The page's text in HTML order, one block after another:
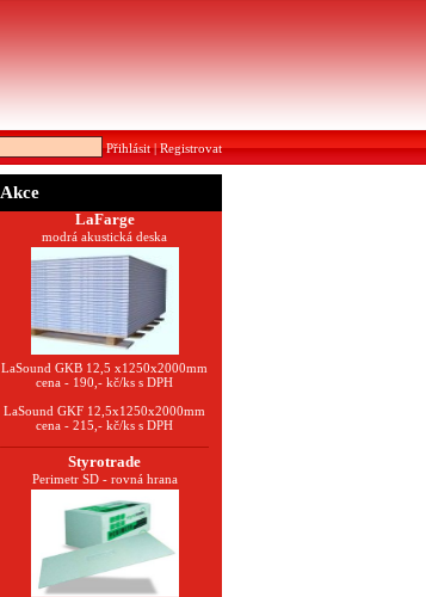
Přihlásit|Registrovat
Akce
LaFarge
modrá akustická deska
LaSound GKB 12,5 x1250x2000mm
cena - 190,- kč/ks s DPH
LaSound GKF 12,5x1250x2000mm
cena - 215,- kč/ks s DPH
Styrotrade
Perimetr SD - rovná hrana